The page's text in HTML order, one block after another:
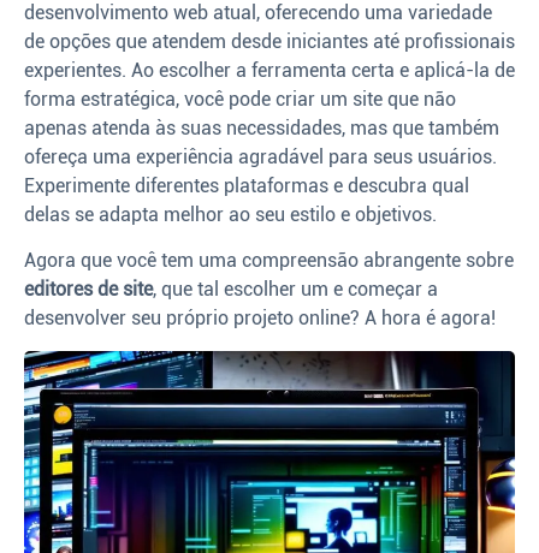
desenvolvimento web atual, oferecendo uma variedade
de opções que atendem desde iniciantes até profissionais
experientes. Ao escolher a ferramenta certa e aplicá-la de
forma estratégica, você pode criar um site que não
apenas atenda às suas necessidades, mas que também
ofereça uma experiência agradável para seus usuários.
Experimente diferentes plataformas e descubra qual
delas se adapta melhor ao seu estilo e objetivos.
Agora que você tem uma compreensão abrangente sobre
editores de site, que tal escolher um e começar a
desenvolver seu próprio projeto online? A hora é agora!